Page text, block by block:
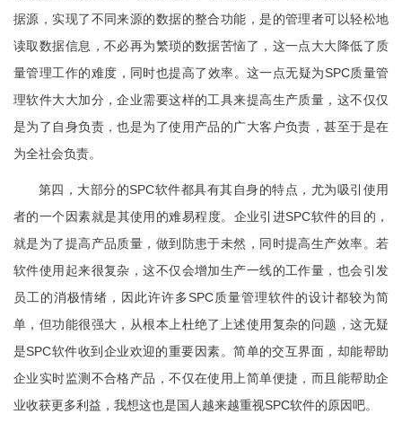
据源，实现了不同来源的数据的整合功能，是的管理者可以轻松地
读取数据信息，不必再为繁琐的数据苦恼了，这一点大大降低了质
量管理工作的难度，同时也提高了效率。这一点无疑为SPC质量管
理软件大大加分，企业需要这样的工具来提高生产质量，这不仅仅
是为了自身负责，也是为了使用产品的广大客户负责，甚至于是在
为全社会负责。
第四，大部分的SPC软件都具有其自身的特点，尤为吸引使用
者的一个因素就是其使用的难易程度。企业引进SPC软件的目的，
就是为了提高产品质量，做到防患于未然，同时提高生产效率。若
软件使用起来很复杂，这不仅会增加生产一线的工作量，也会引发
员工的消极情绪，因此许许多SPC质量管理软件的设计都较为简
单，但功能很强大，从根本上杜绝了上述使用复杂的问题，这无疑
是SPC软件收到企业欢迎的重要因素。简单的交互界面，却能帮助
企业实时监测不合格产品，不仅在使用上简单便捷，而且能帮助企
业收获更多利益，我想这也是国人越来越重视SPC软件的原因吧。